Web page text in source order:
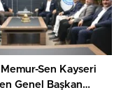
Sen Kayseri
Genel Başkan